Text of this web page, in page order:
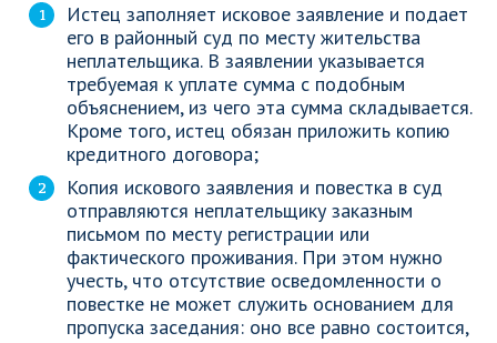
Истец заполняет исковое заявление и подает
его в районный суд по месту жительства
неплательщика. В заявлении указывается
требуемая к уплате сумма с подобным
объяснением, из чего эта сумма складывается.
Кроме того, истец обязан приложить копию
кредитного договора;
Копия искового заявления и повестка в суд
отправляются неплательщику заказным
письмом по месту регистрации или
фактического проживания. При этом нужно
учесть, что отсутствие осведомленности о
повестке не может служить основанием для
пропуска заседания: оно все равно состоится,